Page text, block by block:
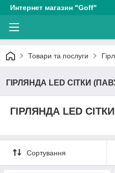
Интернет магазин "Goff"
Товари та послуги
ГІРЛЯНДА LED СІТКИ
ГІРЛЯНДА LED
Сортування